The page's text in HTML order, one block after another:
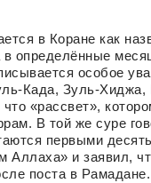
в Коране как
в определённые
особое
Када, Зуль-
«рассвет»,
В той же суре
первыми
и заявил,
поста в Рамадане.